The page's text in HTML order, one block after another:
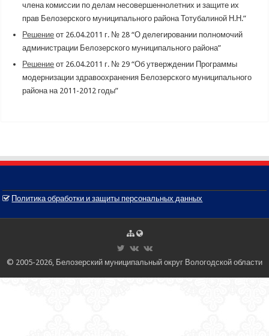
члена комиссии по делам несовершеннолетних и защите их
прав Белозерского муниципального района Тотубалиной Н.Н.”
Решение от 26.04.2011 г. № 28 “О делегировании полномочий
администрации Белозерского муниципального района”
Решение от 26.04.2011 г. № 29 “Об утверждении Программы
модернизации здравоохранения Белозерского муниципального
района на 2011-2012 годы”
Политика обработки и защиты персональных данных
© 2005-2026, Белозерский муниципальный округ Вологодской области